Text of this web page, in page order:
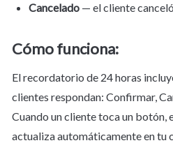
Cancelado — el cliente
Cómo funciona:
El recordatorio de 24 horas
clientes respondan: Confirmar,
Cuando un cliente toca un botón,
actualiza automáticamente en tu